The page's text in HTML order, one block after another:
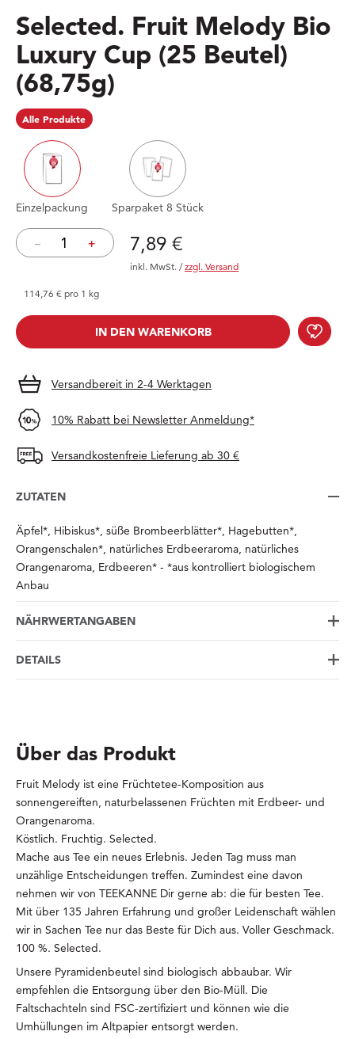
Selected. Fruit Melody Bio
Luxury Cup (25 Beutel)
(68,75g)
Alle Produkte
Einzelpackung Sparpaket 8 Stück
– + Preis: 7,89 €
7,89 €
inkl. MwSt. /zzgl. Versand
114,76 € pro 1 kg
IN DEN WARENKORB
Versandbereit in 2-4 Werktagen
10% Rabatt bei Newsletter Anmeldung*
Versandkostenfreie Lieferung ab 30 €
ZUTATEN
Äpfel*, Hibiskus*, süße Brombeerblätter*, Hagebutten*,
Orangenschalen*, natürliches Erdbeeraroma, natürliches
Orangenaroma, Erdbeeren* - *aus kontrolliert biologischem
Anbau
NÄHRWERTANGABEN
DETAILS
Über das Produkt
Fruit Melody ist eine Früchtetee-Komposition aus
sonnengereiften, naturbelassenen Früchten mit Erdbeer- und
Orangenaroma.
Köstlich. Fruchtig. Selected.
Mache aus Tee ein neues Erlebnis. Jeden Tag muss man
unzählige Entscheidungen treffen. Zumindest eine davon
nehmen wir von TEEKANNE Dir gerne ab: die für besten Tee.
Mit über 135 Jahren Erfahrung und großer Leidenschaft wählen
wir in Sachen Tee nur das Beste für Dich aus. Voller Geschmack.
100 %. Selected.
Unsere Pyramidenbeutel sind biologisch abbaubar. Wir
empfehlen die Entsorgung über den Bio-Müll. Die
Faltschachteln sind FSC-zertifiziert und können wie die
Umhüllungen im Altpapier entsorgt werden.